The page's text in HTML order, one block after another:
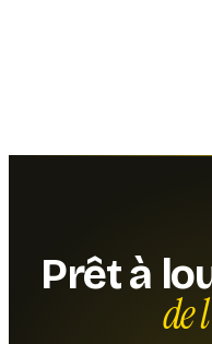
Prêt à
de